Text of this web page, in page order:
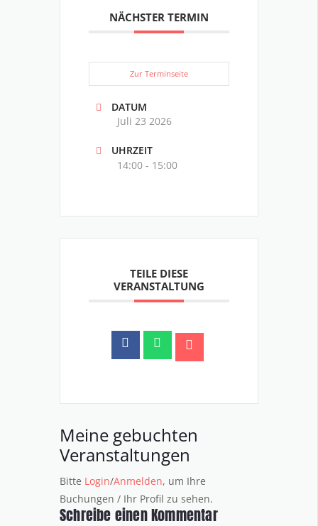
NÄCHSTER TERMIN
Zur Terminseite
DATUM
Juli 23 2026
UHRZEIT
14:00 - 15:00
TEILE DIESE
VERANSTALTUNG
Meine gebuchten
Veranstaltungen
Bitte Login/Anmelden, um Ihre
Buchungen / Ihr Profil zu sehen.
Schreibe einen Kommentar